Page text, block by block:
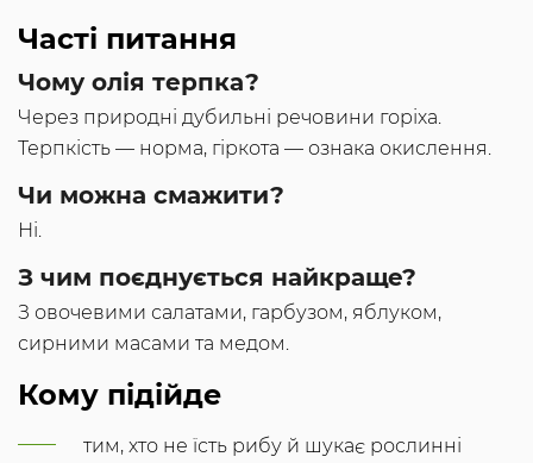
Часті питання
Чому олія терпка?
Через природні дубильні речовини горіха.
Терпкість — норма, гіркота — ознака окислення.
Чи можна смажити?
Ні.
З чим поєднується найкраще?
З овочевими салатами, гарбузом, яблуком,
сирними масами та медом.
Кому підійде
тим, хто не їсть рибу й шукає рослинні